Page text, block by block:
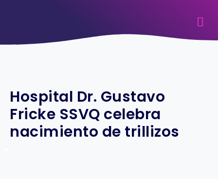
Hospital Dr. Gustavo
Fricke SSVQ celebra
nacimiento de trillizos